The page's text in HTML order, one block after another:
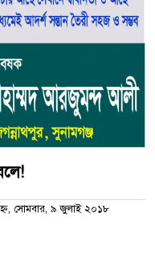
সোমবার, ৯ জুলাই ২০১৮